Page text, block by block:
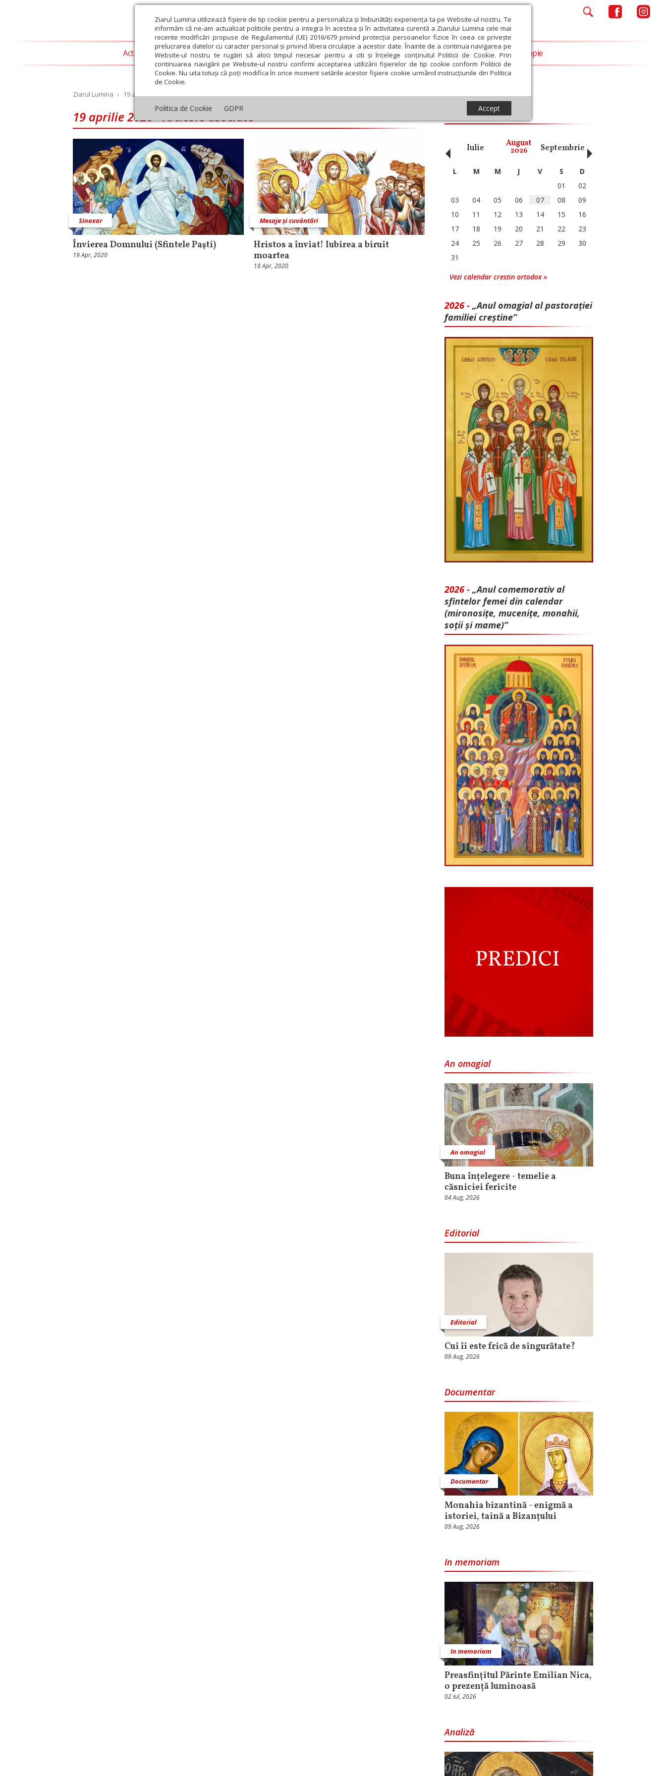
Ziarul Lumina utilizează fişiere de tip cookie pentru a personaliza și îmbunătăți experiența ta pe Website-ul nostru. Te
informăm că ne-am actualizat politicile pentru a integra în acestea și în activitatea curentă a Ziarului Lumina cele mai
recente modificări propuse de Regulamentul (UE) 2016/679 privind protecția persoanelor fizice în ceea ce privește
prelucrarea datelor cu caracter personal și privind libera circulație a acestor date. Înainte de a continua navigarea pe
Website-ul nostru te rugăm să aloci timpul necesar pentru a citi și înțelege conținutul Politicii de Cookie. Prin
continuarea navigării pe Website-ul nostru confirmi acceptarea utilizării fişierelor de tip cookie conform Politicii de
Cookie. Nu uita totuși că poți modifica în orice moment setările acestor fişiere cookie urmând instrucțiunile din Politica
de Cookie.
Politica de Cookie GDPR Accept
Actualitate religioasă Teologie și spiritualitate Educaţie și Cultură Societate Opinii Filantropie
Ziarul Lumina › 19 aprilie 2020 - Articole asociate
19 aprilie 2020 - Articole asociate
Sinaxar
Învierea Domnului (Sfintele Paşti)
19 Apr, 2020
Mesaje și cuvântări
Hristos a înviat! Iubirea a biruit
moartea
18 Apr, 2020
Calendar ortodox
Octombrie Noiembrie Decembrie Ianuarie Martie Aprilie Iulie August
2026 Septembrie Octombrie
‹ L M M J V S
D
01
02
03
04 05 06 07 08
09
10
11 12 13 14 15
16
17
18 19 20 21 22
23
24
25 26 27 28 29
30
31
Vezi calendar crestin ortodox »
2026 - „Anul omagial al pastorației
familiei creștine”
2026 - „Anul comemorativ al
sfintelor femei din calendar
(mironosițe, mu­cenițe, monahii,
soții și mame)”
An omagial
An omagial
Buna înțelegere - temelie a
căsniciei fericite
04 Aug, 2026
Editorial
Editorial
Cui îi este frică de singurătate?
09 Aug, 2026
Documentar
Documentar
Monahia bizantină - enigmă a
istoriei, taină a Bizanțului
09 Aug, 2026
In memoriam
In memoriam
Preasfințitul Părinte Emilian Nica,
o prezență luminoasă
02 Iul, 2026
Analiză